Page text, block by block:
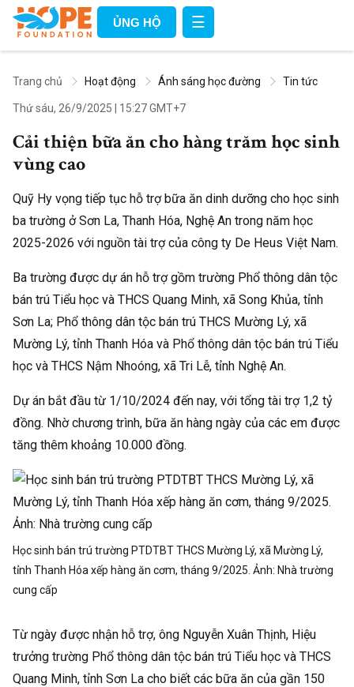
ỦNG HỘ ☰
Trang chủ Hoạt động Ánh sáng học đường Tin tức
Thứ sáu, 26/9/2025 15:27 GMT+7
Cải thiện bữa ăn cho hàng trăm học sinh
vùng cao
Quỹ Hy vọng tiếp tục hỗ trợ bữa ăn dinh dưỡng cho học sinh
ba trường ở Sơn La, Thanh Hóa, Nghệ An trong năm học
2025-2026 với nguồn tài trợ của công ty De Heus Việt Nam.
Ba trường được dự án hỗ trợ gồm trường Phổ thông dân tộc
bán trú Tiểu học và THCS Quang Minh, xã Song Khủa, tỉnh
Sơn La; Phổ thông dân tộc bán trú THCS Mường Lý, xã
Mường Lý, tỉnh Thanh Hóa và Phổ thông dân tộc bán trú Tiểu
học và THCS Nậm Nhoóng, xã Tri Lễ, tỉnh Nghệ An.
Dự án bắt đầu từ 1/10/2024 đến nay, với tổng tài trợ 1,2 tỷ
đồng. Nhờ chương trình, bữa ăn hàng ngày của các em được
tăng thêm khoảng 10.000 đồng.
Học sinh bán trú trường PTDTBT THCS Mường Lý, xã Mường Lý,
tỉnh Thanh Hóa xếp hàng ăn cơm, tháng 9/2025. Ảnh: Nhà trường
cung cấp
Từ ngày được nhận hỗ trợ, ông Nguyễn Xuân Thịnh, Hiệu
trưởng trường Phổ thông dân tộc bán trú Tiểu học và THCS
Quang Minh, tỉnh Sơn La cho biết các bữa ăn của gần 150